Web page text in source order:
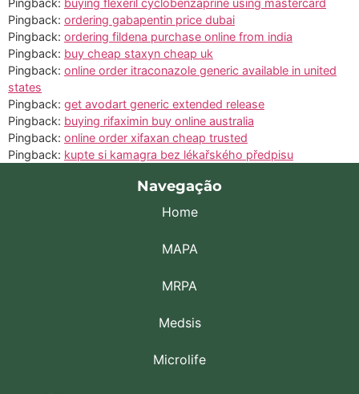
Pingback: buying flexeril cyclobenzaprine using mastercard
Pingback: ordering gabapentin price dubai
Pingback: ordering fildena purchase online from india
Pingback: buy cheap staxyn cheap uk
Pingback: online order itraconazole generic available in united
states
Pingback: get avodart generic extended release
Pingback: buying rifaximin buy online australia
Pingback: online order xifaxan cheap trusted
Pingback: kupte si kamagra bez lékařského předpisu
Navegação
Home
MAPA
MRPA
Medsis
Microlife